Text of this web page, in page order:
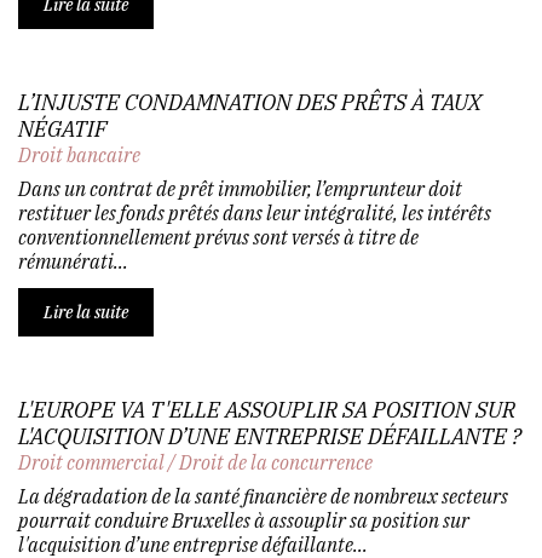
L’INJUSTE CONDAMNATION DES PRÊTS À TAUX
NÉGATIF
Droit bancaire
Dans un contrat de prêt immobilier, l’emprunteur doit
restituer les fonds prêtés dans leur intégralité, les intérêts
conventionnellement prévus sont versés à titre de
rémunérati...
Lire la suite
L'EUROPE VA T'ELLE ASSOUPLIR SA POSITION SUR
L'ACQUISITION D’UNE ENTREPRISE DÉFAILLANTE ?
Droit commercial/Droit de la concurrence
La dégradation de la santé financière de nombreux secteurs
pourrait conduire Bruxelles à assouplir sa position sur
l'acquisition d’une entreprise défaillante...